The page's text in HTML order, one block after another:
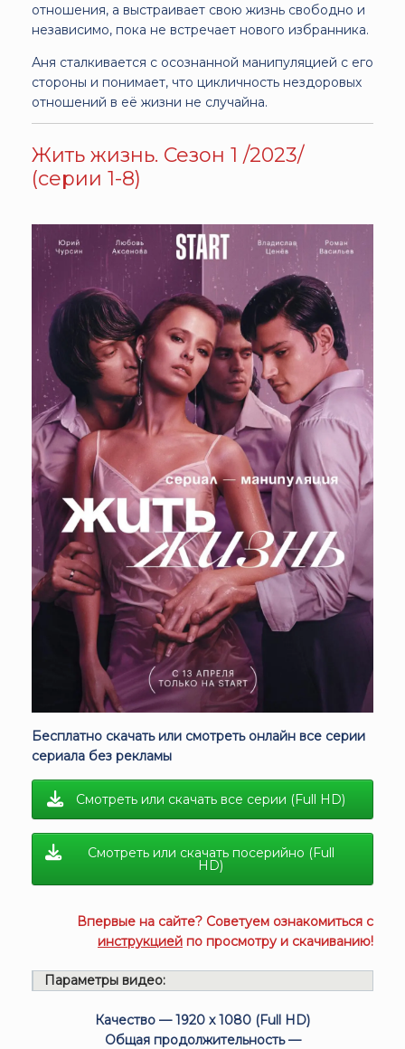
отношения, а выстраивает свою жизнь свободно и
независимо, пока не встречает нового избранника.
Аня сталкивается с осознанной манипуляцией с его
стороны и понимает, что цикличность нездоровых
отношений в её жизни не случайна.
Жить жизнь. Сезон 1 /2023/
(серии 1-8)
Бесплатно скачать или смотреть онлайн все серии
сериала без рекламы
Смотреть или скачать все серии (Full HD)
Смотреть или скачать посерийно (Full
HD)
Впервые на сайте? Советуем ознакомиться с
инструкцией по просмотру и скачиванию!
Параметры видео:
Качество — 1920 x 1080 (Full HD)
Общая продолжительность —